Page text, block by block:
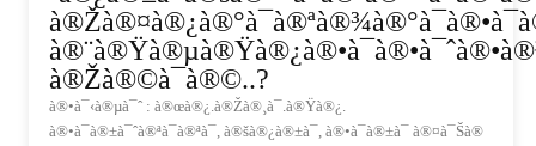
à®Žà®©à¯à®©..?
à®•à¯‹à®µà¯ˆ : à®œà®¿.à®Žà®¸à¯.à®Ÿà®¿.
à®•à¯à®±à¯ˆà®ªà¯à®ªà¯, à®šà®¿à®±à¯, à®•à¯à®±à¯ à®¤à¯Šà®